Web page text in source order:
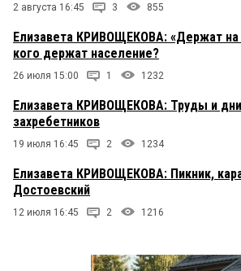
2 августа 16:45 3 855
Елизавета КРИВОЩЕКОВА: «Держат на
кого держат население?
26 июля 15:00 1 1232
Елизавета КРИВОЩЕКОВА: Труды и
захребетников
19 июля 16:45 2 1234
Елизавета КРИВОЩЕКОВА: Пикник,
Достоевский
12 июля 16:45 2 1216